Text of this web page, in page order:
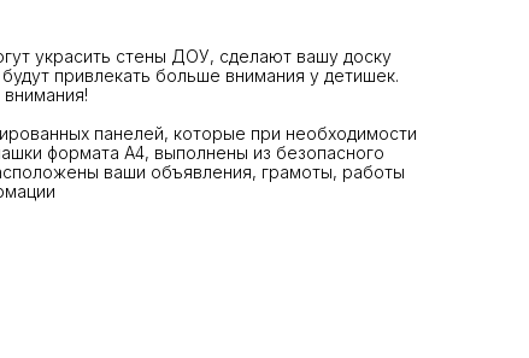
украсить стены ДОУ, сделают вашу доску
привлекать больше внимания у детишек.
панелей, которые при необходимости
формата А4, выполнены из безопасного
ваши объявления, грамоты, работы